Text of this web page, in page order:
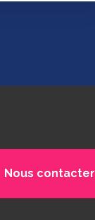
Nous contacter